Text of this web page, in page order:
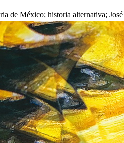
de México; historia alternativa;